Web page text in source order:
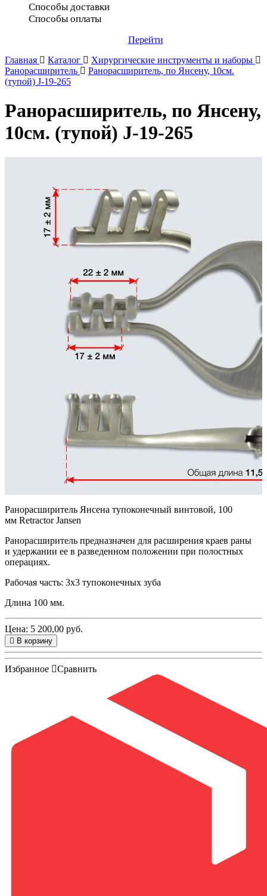
Способы доставки
Способы оплаты
Перейти
Главная
Каталог
Хирургические инструменты и наборы
Ранорасширитель
Ранорасширитель, по Янсену, 10см.
(тупой) J-19-265
Ранорасширитель, по Янсену,
10см. (тупой) J-19-265
Ранорасширитель Янсена тупоконечный винтовой, 100
мм Retractor Jansen
Ранорасширитель предназначен для расширения краев раны
и удержании ее в разведенном положении при полостных
операциях.
Рабочая часть: 3х3 тупоконечных зуба
Длина 100 мм.
Цена: 5 200,00 руб.
В корзину
Избранное Сравнить